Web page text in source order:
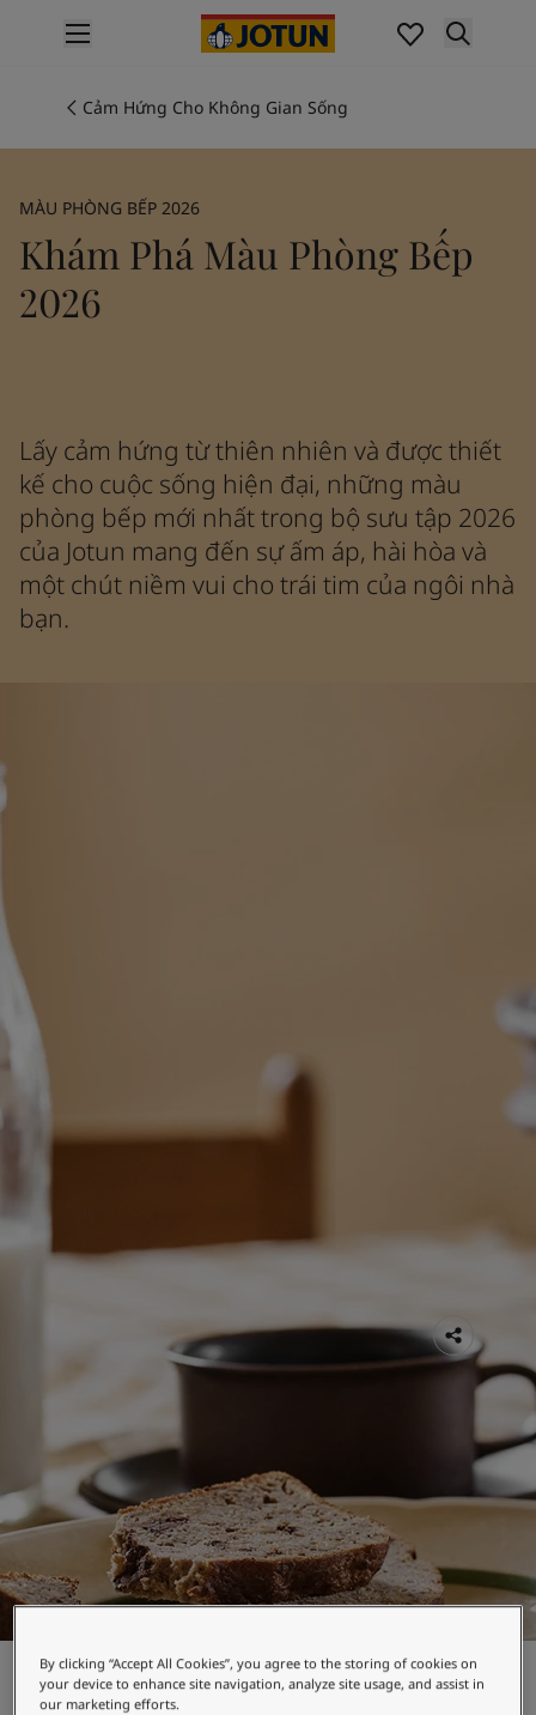
Sơn Nội Thất
Các Sản Phẩm Sơn Ngoại Thất
Các Màu Sơn Nội Thất
Màu Sơn Ngoại Thất
Cảm Hứng Màu Sắc
Cảm Hứng Nội Thất
Cảm Hứng Ngoại Thất
Cảm Hứng Cho Không Gian Sống
Bài viết
Our Services
Contact Us
Chốn Nuôi Dưỡng Tâm Hồn - Bộ Sưu Tập Mới Nhất Từ Jotun
Cảm Hứng Cho Không Gian Sống
MÀU PHÒNG BẾP 2026
Khám Phá Màu Phòng Bếp
2026
Lấy cảm hứng từ thiên nhiên và được thiết
kế cho cuộc sống hiện đại, những màu
phòng bếp mới nhất trong bộ sưu tập 2026
của Jotun mang đến sự ấm áp, hài hòa và
một chút niềm vui cho trái tim của ngôi nhà
bạn.
3 phút đọc
Trái Tim Của Ngôi Nhà
Phòng bếp thường được xem là trái tim
của ngôi nhà — nơi nhộn nhịp với các
hoạt động hằng ngày, đồng thời cũng là
khắc thư giãn bên gia đình và bạn bè.
By clicking “Accept All Cookies”, you agree to the storing of cookies on
your device to enhance site navigation, analyze site usage, and assist in
our marketing efforts.